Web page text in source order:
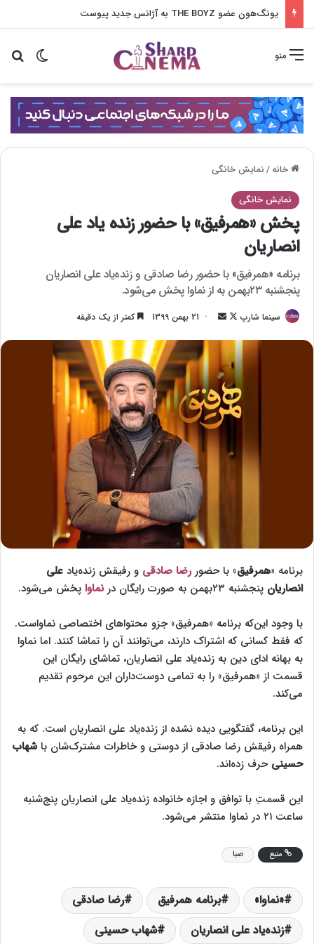
یونگ‌هون عضو THE BOYZ به آژانس جدید پیوست
تغییر منو
خانه/نمایش خانگی
نمایش خانگی
پخش «همرفیق» با حضور زنده ‌یاد علی
انصاریان
برنامه «همرفیق» با حضور رضا صادقی و زنده‌یاد علی انصاریان
پنجشنبه ۲۳بهمن به از نماوا پخش می‌شود.
سینما شارپ
F
l
l
o
w
o
X
ا
ل
ا
ی
م
ی
21 بهمن 1399 کمتر از یک دقیقه
برنامه «همرفیق» با حضوررضا صادقی و رفیقش زنده‌یاد علی
انصاریان پنجشنبه ۲۳بهمن به صورت رایگان در نماوا پخش می‌شود.
با وجود این‌که برنامه «همرفیق» جزو محتواهای اختصاصی نماواست.
که فقط کسانی که اشتراک دارند، می‌توانند آن را تماشا کنند. اما نماوا
به بهانه ادای دین به زنده‌یاد علی انصاریان، تماشای رایگان این
قسمت از «همرفیق» را به تمامی دوست‌داران این مرحوم تقدیم
می‌کند.
این برنامه، گفتگویی دیده نشده از زنده‌یاد علی انصاریان است. که به
همراه رفیقش رضا صادقی از دوستی و خاطرات مشترک‌شان باشهاب
حسینی حرف زده‌اند.
این قسمتِ با توافق و اجازه خانواده زنده‌یاد علی انصاریان پنج‌شنبه
ساعت ۲۱ در نماوا منتشر می‌شود.
منبع صبا
«نماوا» برنامه همرفیق
رضا صادقی
زنده‌یاد علی انصاریان
شهاب حسینی